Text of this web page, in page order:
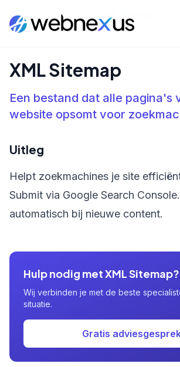
Home Kennisbank XML Sitemap
XML Sitemap
Een bestand dat alle pagina's
website opsomt voor
Uitleg
Helpt zoekmachines je site
Submit via Google Search
automatisch bij nieuwe content.
Hulp nodig met XML Sitemap?
Wij verbinden je met de beste
situatie.
Gratis